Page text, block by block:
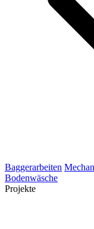
Baggerarbeiten
Bodenwäsche
Projekte